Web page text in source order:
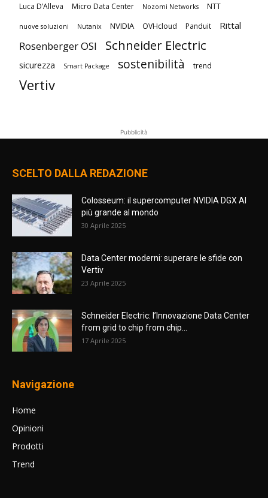
Luca D’Alleva Micro Data Center Nozomi Networks NTT
nuove soluzioni Nutanix NVIDIA OVHcloud Panduit Rittal
Rosenberger OSI Schneider Electric
sicurezza Smart Package sostenibilità trend
Vertiv
Pubblicità
SCELTO DALLA REDAZIONE
Colosseum: il supercomputer NVIDIA DGX AI
più grande al mondo
30 Aprile 2025
Data Center moderni: superare le sfide con
Vertiv
23 Aprile 2025
Schneider Electric: l’Innovazione Data Center
from grid to chip from chip...
17 Aprile 2025
Navigazione
Home
Opinioni
Prodotti
Trend